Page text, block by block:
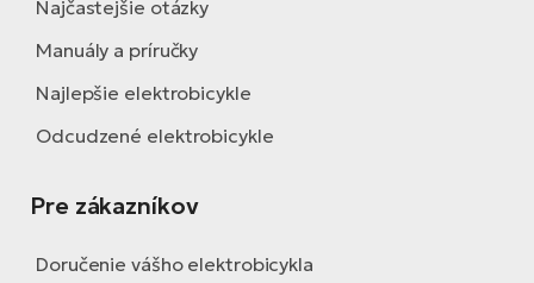
Najčastejšie otázky
Manuály a príručky
Najlepšie elektrobicykle
Odcudzené elektrobicykle
Pre zákazníkov
Doručenie vášho elektrobicykla